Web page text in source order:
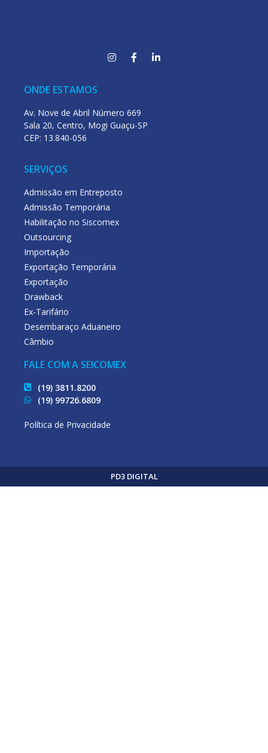
ONDE ESTAMOS
Av. Nove de Abril Número 669
Sala 20, Centro, Mogi Guaçu-SP
CEP: 13.840-056
SERVIÇOS
Admissão em Entreposto
Admissão Temporária
Habilitação no Siscomex
Outsourcing
Importação
Exportação Temporária
Exportação
Drawback
Ex-Tarifário
Desembaraço Aduaneiro
Câmbio
FALE COM A SEICOMEX
(19) 3811.8200
(19) 99726.6809
Política de Privacidade
PD3 DIGITAL